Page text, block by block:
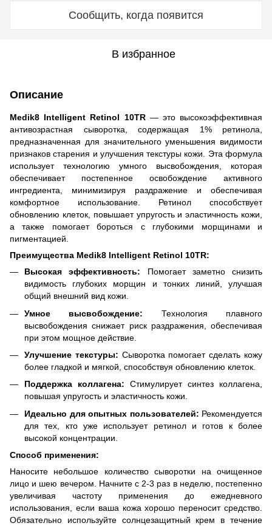
Сообщить, когда появится
В избранное
Описание
Medik8 Intelligent Retinol 10TR— это высокоэффективная
антивозрастная сыворотка, содержащая 1% ретинола,
предназначенная для значительного уменьшения видимости
признаков старения и улучшения текстуры кожи. Эта формула
использует технологию умного высвобождения, которая
обеспечивает постепенное освобождение активного
ингредиента, минимизируя раздражение и обеспечивая
комфортное использование. Ретинол способствует
обновлению клеток, повышает упругость и эластичность кожи,
а также помогает бороться с глубокими морщинами и
пигментацией.
Преимущества Medik8 Intelligent Retinol 10TR:
Высокая эффективность: Помогает заметно снизить
видимость глубоких морщин и тонких линий, улучшая
общий внешний вид кожи.
Умное высвобождение: Технология плавного
высвобождения снижает риск раздражения, обеспечивая
при этом мощное действие.
Улучшение текстуры: Сыворотка помогает сделать кожу
более гладкой и мягкой, способствуя обновлению клеток.
Поддержка коллагена: Стимулирует синтез коллагена,
повышая упругость и эластичность кожи.
Идеально для опытных пользователей: Рекомендуется
для тех, кто уже использует ретинол и готов к более
высокой концентрации.
Способ применения:
Наносите небольшое количество сыворотки на очищенное
лицо и шею вечером. Начните с 2-3 раз в неделю, постепенно
увеличивая частоту применения до ежедневного
использования, если ваша кожа хорошо переносит средство.
Обязательно используйте солнцезащитный крем в течение